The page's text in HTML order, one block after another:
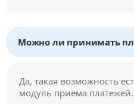
Можно ли принимать
Да, такая возможность
модуль приема платежей.